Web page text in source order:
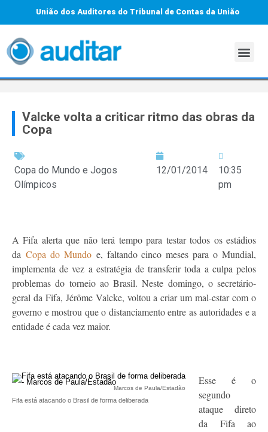
União dos Auditores do Tribunal de Contas da União
Valcke volta a criticar ritmo das obras da
Copa
Copa do Mundo e Jogos
Olímpicos
12/01/2014
10:35
pm
A Fifa alerta que não terá tempo para testar todos os estádios
da Copa do Mundo e, faltando cinco meses para o Mundial,
implementa de vez a estratégia de transferir toda a culpa pelos
problemas do torneio ao Brasil. Neste domingo, o secretário-
geral da Fifa, Jérôme Valcke, voltou a criar um mal-estar com o
governo e mostrou que o distanciamento entre as autoridades e a
entidade é cada vez maior.
Marcos de Paula/Estadão
Fifa está atacando o Brasil de forma deliberada
Esse é o
segundo
ataque direto
da Fifa ao